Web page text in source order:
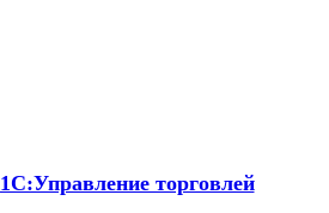
1С:Управление торговлей